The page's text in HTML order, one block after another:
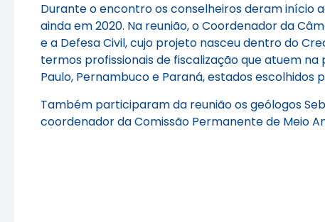
Durante o encontro os conselheiros deram início
ainda em 2020. Na reunião, o Coordenador da
e a Defesa Civil, cujo projeto nasceu dentro do
termos profissionais de fiscalização que atuem na
Paulo, Pernambuco e Paraná, estados
Também participaram da reunião os geólogos
coordenador da Comissão Permanente de Meio